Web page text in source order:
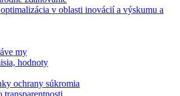
v oblasti inovácií a výskumu a
my
hodnoty
ochrany súkromia
transparentnosti